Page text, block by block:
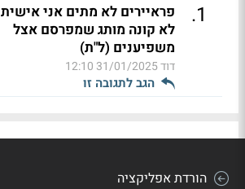
1
.
פראיירים לא מתים אני אישית
לא קונה מותג שמפרסם אצל
משפיענים (ל"ת)
דוד31/01/2025 12:10
הגב לתגובה זו
הורדת אפליקציה